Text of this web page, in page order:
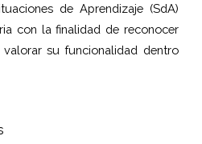
de Aprendizaje (SdA)
con la finalidad de reconocer
su funcionalidad dentro